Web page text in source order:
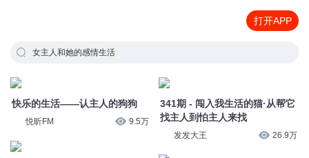
打开APP
女主人和她的感情生活
快乐的生活——认主人的狗狗
悦昕FM 9.5万
341期 - 闯入我生活的猫·从帮它
找主人到怕主人来找
发发大王 26.9万